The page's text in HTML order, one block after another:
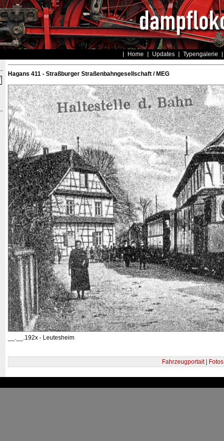
Home Updates Typengalerie
Hagans 411 - Straßburger Straßenbahngesellschaft / MEG
__.__.192x - Leutesheim
Fahrzeugportait | Fotos